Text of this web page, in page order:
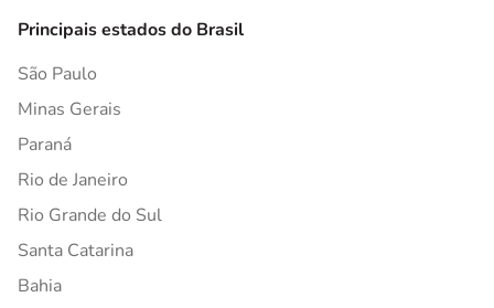
Principais estados do Brasil
São Paulo
Minas Gerais
Paraná
Rio de Janeiro
Rio Grande do Sul
Santa Catarina
Bahia